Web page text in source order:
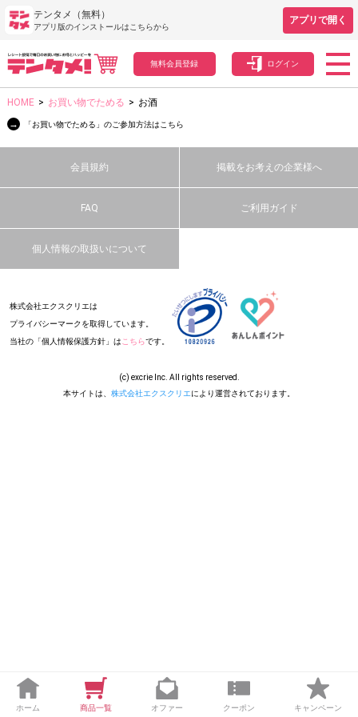
テンタメ（無料）
アプリ版のインストールはこちらから
アプリで開く
無料会員登録 ログイン
HOME > お買い物でためる > お酒
→
「お買い物でためる」のご参加方法はこちら
会員規約 掲載をお考えの企業様へ
FAQ ご利用ガイド
個人情報の取扱いについて
株式会社エクスクリエは
プライバシーマークを取得しています。
当社の「個人情報保護方針」は こちらです。
(c) excrie Inc. All rights reserved.
本サイトは、 株式会社エクスクリエにより運営されております。
ホーム 商品一覧 オファー クーポン キャンペーン